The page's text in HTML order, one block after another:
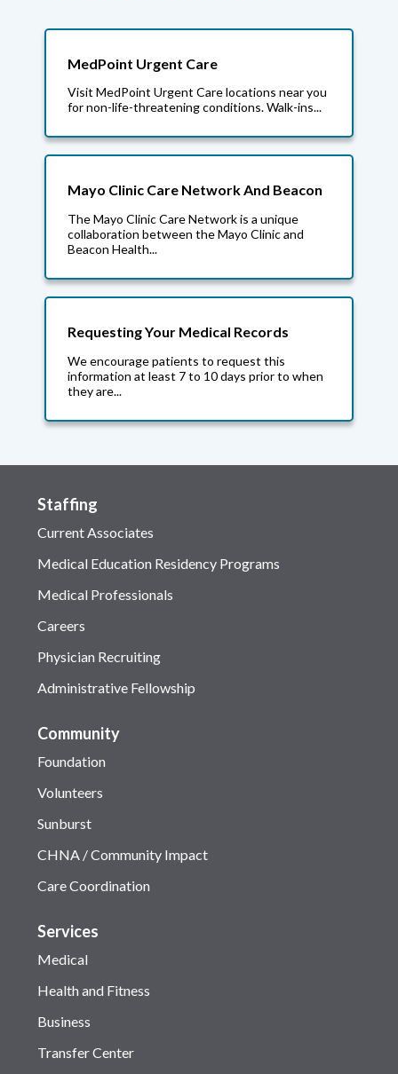
MedPoint Urgent Care
Visit MedPoint Urgent Care locations near you
for non-life-threatening conditions. Walk-ins...
Mayo Clinic Care Network And Beacon
The Mayo Clinic Care Network is a unique
collaboration between the Mayo Clinic and
Beacon Health...
Requesting Your Medical Records
We encourage patients to request this
information at least 7 to 10 days prior to when
they are...
Staffing
Current Associates
Medical Education Residency Programs
Medical Professionals
Careers
Physician Recruiting
Administrative Fellowship
Community
Foundation
Volunteers
Sunburst
CHNA / Community Impact
Care Coordination
Services
Medical
Health and Fitness
Business
Transfer Center